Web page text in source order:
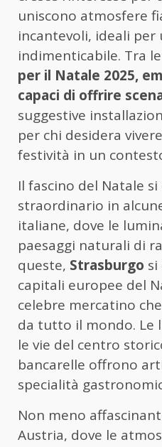
uniscono atmosfere
incantevoli, ideali per
indimenticabile. Tra
per il Natale 2025,
capaci di offrire
suggestive
per chi desidera
festività in un
Il fascino del Natale
straordinario in
italiane, dove le
paesaggi naturali di
queste, Strasburgo
capitali europee del
celebre mercatino
da tutto il mondo. Le
le vie del centro
bancarelle offrono
specialità
Non meno
Austria, dove le